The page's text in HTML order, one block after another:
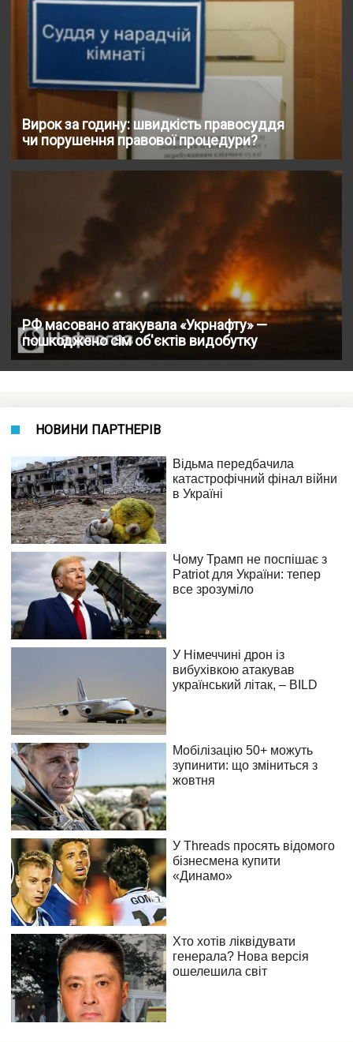
Вирок за годину: швидкість правосуддя
чи порушення правової процедури?
РФ масовано атакувала «Укрнафту» —
пошкоджено сім об'єктів видобутку
НОВИНИ ПАРТНЕРІВ